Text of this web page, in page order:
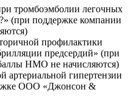
тромбоэмболии легочных
(при поддержке компании
профилактики
предсердий» (при
НМО не начисляются)
артериальной гипертензии
ООО «Джонсон &